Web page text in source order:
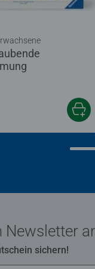
Newsletter
sichern!